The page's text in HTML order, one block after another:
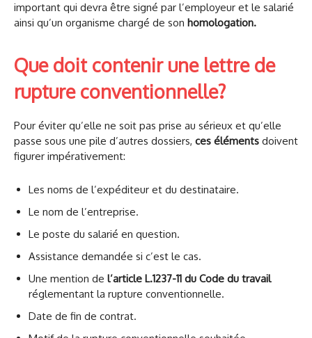
important qui devra être signé par l’employeur et le salarié
ainsi qu’un organisme chargé de son homologation.
Que doit contenir une lettre de
rupture conventionnelle?
Pour éviter qu’elle ne soit pas prise au sérieux et qu’elle
passe sous une pile d’autres dossiers, ces éléments doivent
figurer impérativement:
Les noms de l’expéditeur et du destinataire.
Le nom de l’entreprise.
Le poste du salarié en question.
Assistance demandée si c’est le cas.
Une mention de l’article L.1237-11 du Code du travail
réglementant la rupture conventionnelle.
Date de fin de contrat.